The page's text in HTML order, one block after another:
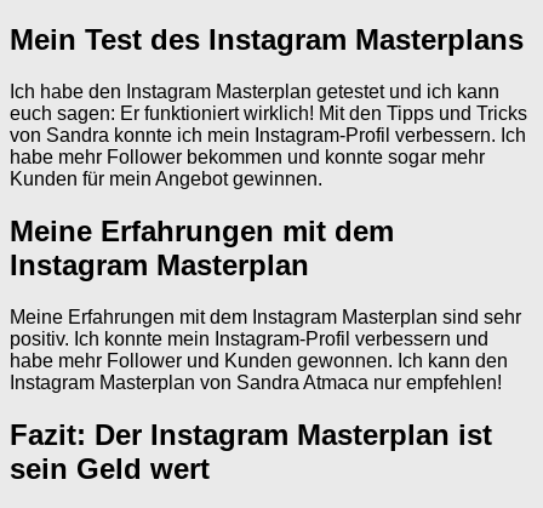
Mein Test des Instagram Masterplans
Ich habe den Instagram Masterplan getestet und ich kann
euch sagen: Er funktioniert wirklich! Mit den Tipps und Tricks
von Sandra konnte ich mein Instagram-Profil verbessern. Ich
habe mehr Follower bekommen und konnte sogar mehr
Kunden für mein Angebot gewinnen.
Meine Erfahrungen mit dem
Instagram Masterplan
Meine Erfahrungen mit dem Instagram Masterplan sind sehr
positiv. Ich konnte mein Instagram-Profil verbessern und
habe mehr Follower und Kunden gewonnen. Ich kann den
Instagram Masterplan von Sandra Atmaca nur empfehlen!
Fazit: Der Instagram Masterplan ist
sein Geld wert